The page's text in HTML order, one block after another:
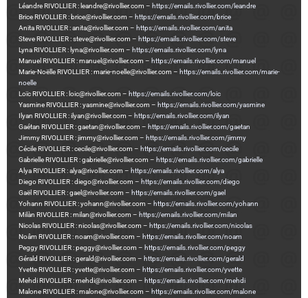
Léandre RIVOLLIER : leandre@rivollier.com – https://emails.rivollier.com/leandre
Brice RIVOLLIER : brice@rivollier.com – https://emails.rivollier.com/brice
Anita RIVOLLIER : anita@rivollier.com – https://emails.rivollier.com/anita
Steve RIVOLLIER : steve@rivollier.com – https://emails.rivollier.com/steve
Lyna RIVOLLIER : lyna@rivollier.com – https://emails.rivollier.com/lyna
Manuel RIVOLLIER : manuel@rivollier.com – https://emails.rivollier.com/manuel
Marie-Noëlle RIVOLLIER : marie-noelle@rivollier.com – https://emails.rivollier.com/marie-
noelle
Loïc RIVOLLIER : loic@rivollier.com – https://emails.rivollier.com/loic
Yasmine RIVOLLIER : yasmine@rivollier.com – https://emails.rivollier.com/yasmine
Ilyan RIVOLLIER : ilyan@rivollier.com – https://emails.rivollier.com/ilyan
Gaétan RIVOLLIER : gaetan@rivollier.com – https://emails.rivollier.com/gaetan
Jimmy RIVOLLIER : jimmy@rivollier.com – https://emails.rivollier.com/jimmy
Cécile RIVOLLIER : cecile@rivollier.com – https://emails.rivollier.com/cecile
Gabrielle RIVOLLIER : gabrielle@rivollier.com – https://emails.rivollier.com/gabrielle
Alya RIVOLLIER : alya@rivollier.com – https://emails.rivollier.com/alya
Diego RIVOLLIER : diego@rivollier.com – https://emails.rivollier.com/diego
Gaël RIVOLLIER : gael@rivollier.com – https://emails.rivollier.com/gael
Yohann RIVOLLIER : yohann@rivollier.com – https://emails.rivollier.com/yohann
Milàn RIVOLLIER : milan@rivollier.com – https://emails.rivollier.com/milan
Nicolas RIVOLLIER : nicolas@rivollier.com – https://emails.rivollier.com/nicolas
Noâm RIVOLLIER : noam@rivollier.com – https://emails.rivollier.com/noam
Peggy RIVOLLIER : peggy@rivollier.com – https://emails.rivollier.com/peggy
Gérald RIVOLLIER : gerald@rivollier.com – https://emails.rivollier.com/gerald
Yvette RIVOLLIER : yvette@rivollier.com – https://emails.rivollier.com/yvette
Mehdi RIVOLLIER : mehdi@rivollier.com – https://emails.rivollier.com/mehdi
Malone RIVOLLIER : malone@rivollier.com – https://emails.rivollier.com/malone